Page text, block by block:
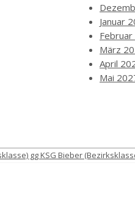
Januar
März
April
Mai
gg KSG Bieber